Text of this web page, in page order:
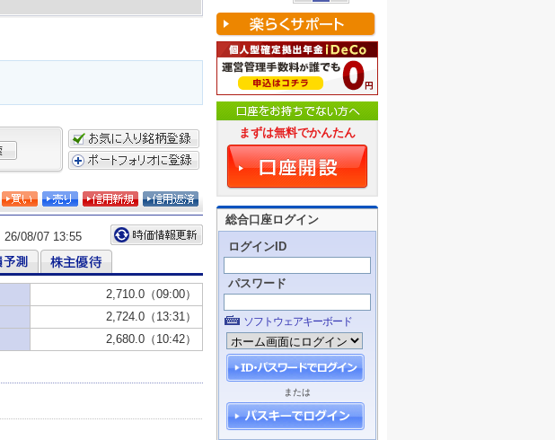
まずは無料でかんたん
総合口座ログイン
ログインID
パスワード
ソフトウェアキーボード
または